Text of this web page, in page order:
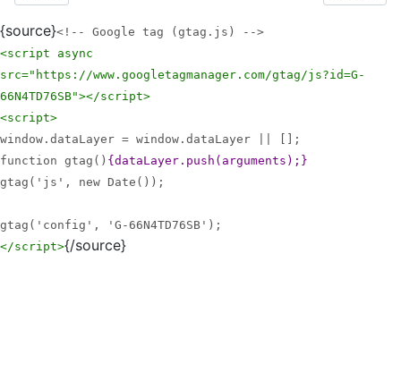
{source}<!-- Google tag (gtag.js) -->
<script async
src="https://www.googletagmanager.com/gtag/js?id=G-
66N4TD76SB"></script>
<script>
window.dataLayer = window.dataLayer || [];
function gtag() {dataLayer.push(arguments);}
gtag('js', new Date());
gtag('config', 'G-66N4TD76SB');
</script>{/source}